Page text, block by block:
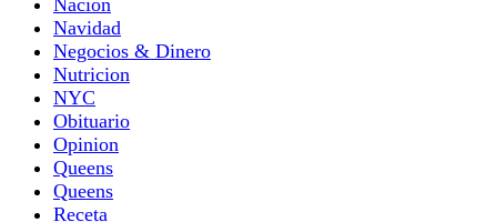
Navidad
Negocios & Dinero
Nutricion
NYC
Obituario
Opinion
Queens
Queens
Receta